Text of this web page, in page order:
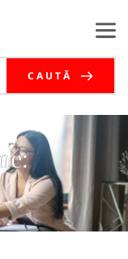
CAUTĂ